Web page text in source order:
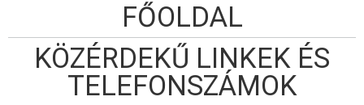
FŐOLDAL
KÖZÉRDEKŰ LINKEK ÉS
TELEFONSZÁMOK